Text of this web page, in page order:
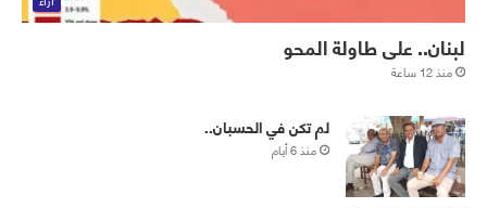
لبنان.. على طاولة المحو
منذ 12 ساعة
لم تكن في الحسبان..
منذ 6 أيام